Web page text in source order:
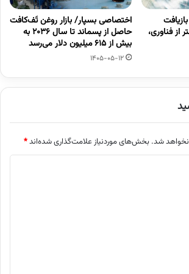
از فناوری،
اختصاصی بسپار/ بازار روغن تَف‌کافت
حاصل از پسماند تا سال ۲۰۳۶ به
بیش از ۶۱۵ میلیون دلار می‌رسد
1405-05-12
نخواهد شد. بخش‌های موردنیاز علامت‌گذاری شده‌اند*